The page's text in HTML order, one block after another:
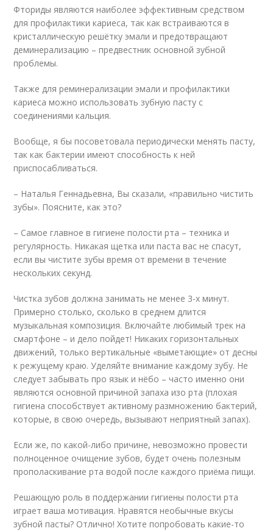
Фториды являются наиболее эффективным средством
для профилактики кариеса, так как встраиваются в
кристаллическую решётку эмали и предотвращают
деминерализацию – предвестник основной зубной
проблемы.
Также для реминерализации эмали и профилактики
кариеса можно использовать зубную пасту с
соединениями кальция.
Вообще, я бы посоветовала периодически менять пасту,
так как бактерии имеют способность к ней
приспосабливаться.
– Наталья Геннадьевна, Вы сказали, «правильно чистить
зубы». Поясните, как это?
– Самое главное в гигиене полости рта – техника и
регулярность. Никакая щетка или паста вас не спасут,
если вы чистите зубы время от времени в течение
нескольких секунд.
Чистка зубов должна занимать не менее 3-х минут.
Примерно столько, сколько в среднем длится
музыкальная композиция. Включайте любимый трек на
смартфоне – и дело пойдет! Никаких горизонтальных
движений, только вертикальные «выметающие» от десны
к режущему краю. Уделяйте внимание каждому зубу. Не
следует забывать про язык и нёбо – часто именно они
являются основной причиной запаха изо рта (плохая
гигиена способствует активному размножению бактерий,
которые, в свою очередь, вызывают неприятный запах).
Если же, по какой-либо причине, невозможно провести
полноценное очищение зубов, будет очень полезным
прополаскивание рта водой после каждого приёма пищи.
Решающую роль в поддержании гигиены полости рта
играет ваша мотивация. Нравятся необычные вкусы
зубной пасты? Отлично! Хотите попробовать какие-то